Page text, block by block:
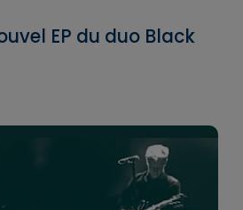
EP du duo Black